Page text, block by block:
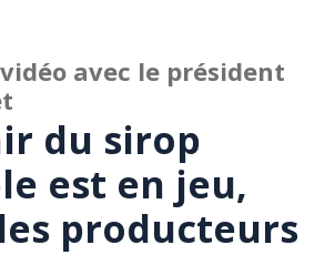
avec le président
du sirop
est en jeu,
producteurs